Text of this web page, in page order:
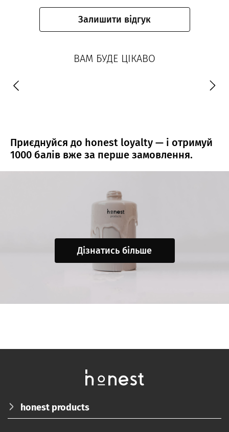
Залишити відгук
ВАМ БУДЕ ЦІКАВО
Приєднуйся до honest loyalty — і отримуй
1000 балів вже за перше замовлення.
Дізнатись більше
honest products